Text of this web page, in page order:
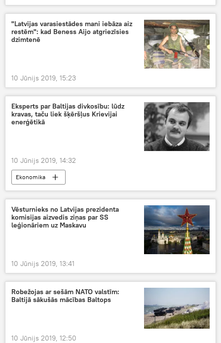
"Latvijas varasiestādes mani iebāza aiz
restēm": kad Beness Aijo atgriezīsies
dzimtenē
10 Jūnijs 2019, 15:23
Eksperts par Baltijas divkosību: lūdz
kravas, taču liek šķēršļus Krievijai
enerģētikā
10 Jūnijs 2019, 14:32
Ekonomika
Vēsturnieks no Latvijas prezidenta
komisijas aizvedis ziņas par SS
leģionāriem uz Maskavu
10 Jūnijs 2019, 13:41
Robežojas ar sešām NATO valstīm:
Baltijā sākušās mācības Baltops
10 Jūnijs 2019, 12:50